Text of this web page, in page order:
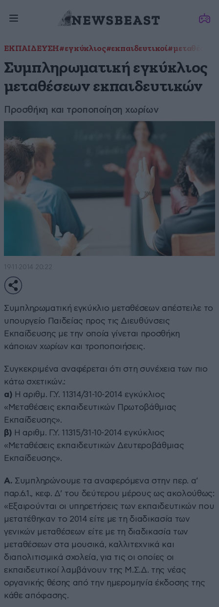
ΕΚΠΑΙΔΕΥΣΗ#εγκύκλιος#εκπαιδευτικοί#μεταθέσεις
Συμπληρωματική εγκύκλιος
μεταθέσεων εκπαιδευτικών
Προσθήκη και τροποποίηση χωρίων
19·11·2014 20:22
Συμπληρωματική εγκύκλιο μεταθέσεων απέστειλε το
υπουργείο Παιδείας προς τις Διευθύνσεις
Εκπαίδευσης με την οποία γίνεται προσθήκη
κάποιων χωρίων και τροποποιήσεις.
Συγκεκριμένα αναφέρεται ότι στη συνέχεια των πιο
κάτω σχετικών.:
α) Η αριθμ. Γ.Υ. 11314/31-10-2014 εγκύκλιος
«Μεταθέσεις εκπαιδευτικών Πρωτοβάθμιας
Εκπαίδευσης».
β) Η αριθμ. Γ.Υ. 11315/31-10-2014 εγκύκλιος
«Μεταθέσεις εκπαιδευτικών Δευτεροβάθμιας
Εκπαίδευσης».
Α. Συμπληρώνουμε τα αναφερόμενα στην περ. α’
παρ.6.1., κεφ. Δ’ του δεύτερου μέρους ως ακολούθως:
«Εξαιρούνται οι υπηρετήσεις των εκπαιδευτικών που
μετατέθηκαν το 2014 είτε με τη διαδικασία των
γενικών μεταθέσεων είτε με τη διαδικασία των
μεταθέσεων στα μουσικά, καλλιτεχνικά και
διαπολιτισμικά σχολεία, για τις οι οποίες οι
εκπαιδευτικοί λαμβάνουν της Μ.Σ.Δ. της νέας
οργανικής θέσης από την ημερομηνία έκδοσης της
κάθε απόφασης.